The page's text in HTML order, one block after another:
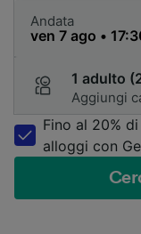
Andata
1 adulto
Aggiungi
Fino al 20%
alloggi con